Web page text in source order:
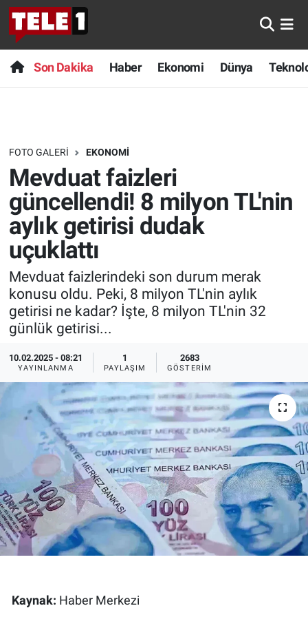
Son Dakika Haber Ekonomi Dünya
FOTO GALERI EKONOMI
Mevduat faizleri
güncellendi! 8 milyon TL'nin
aylık getirisi dudak
uçuklattı
Mevduat faizlerindeki son durum merak
konusu oldu. Peki, 8 milyon TL'nin aylık
getirisi ne kadar? İşte, 8 milyon TL'nin 32
günlük getirisi...
10.02.2025 - 08:21
YAYINLANMA
1
PAYLAŞIM
2683
GÖSTERIM
Kaynak: Haber Merkezi
Anında Manşet
Başka Sohbetler
Bilim turu
Bilim ve Teknoloji Evreni
Doğa Konuşuyor
Dünya
Ege Saati
Ege'den Esintiler
Eğitim
Eğlence
Ekonomi
Forum
Gerçeğin İzinde
Gün Başlıyor
Son Dakika
Haber
Dünya
Teknoloji
Sağlık
Spor
Yayın Akışı
İletişim
Nöbetçi Eczaneler
Hava Durumu
Trafik Durumu
Süper Lig Puan Durumu ve Fikstür
Tüm Manşetler
Son Dakika Haberleri
Haber Arşivi